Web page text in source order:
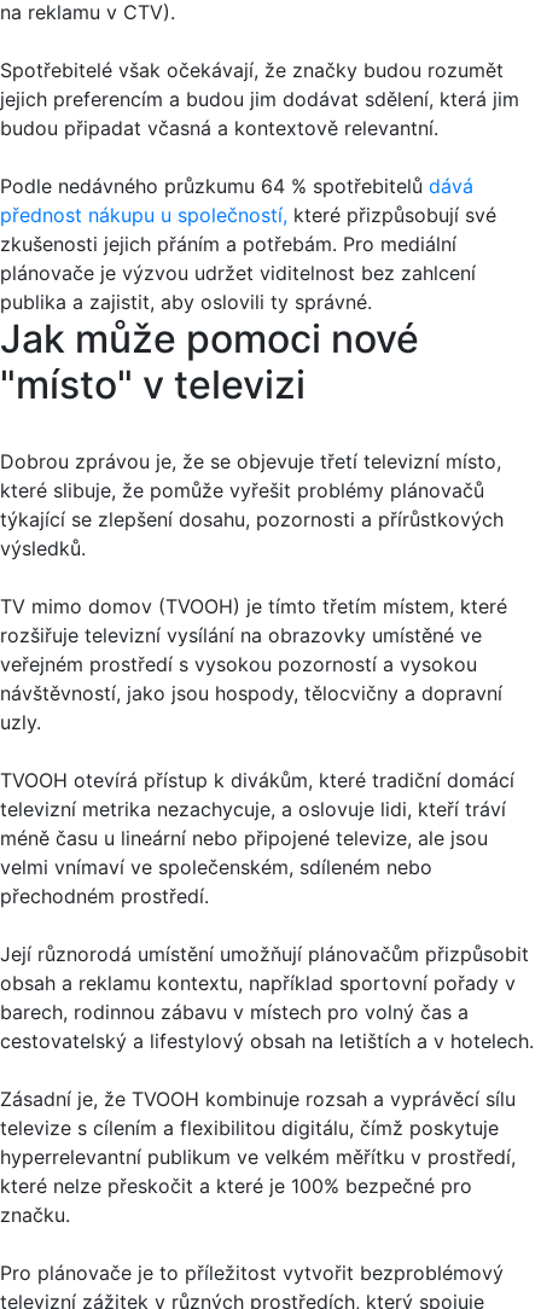
na reklamu v CTV).
Spotřebitelé však očekávají, že značky budou rozumět
jejich preferencím a budou jim dodávat sdělení, která jim
budou připadat včasná a kontextově relevantní.
Podle nedávného průzkumu 64 % spotřebitelů dává
přednost nákupu u společností, které přizpůsobují své
zkušenosti jejich přáním a potřebám. Pro mediální
plánovače je výzvou udržet viditelnost bez zahlcení
publika a zajistit, aby oslovili ty správné.
Jak může pomoci nové
"místo" v televizi
Dobrou zprávou je, že se objevuje třetí televizní místo,
které slibuje, že pomůže vyřešit problémy plánovačů
týkající se zlepšení dosahu, pozornosti a přírůstkových
výsledků.
TV mimo domov (TVOOH) je tímto třetím místem, které
rozšiřuje televizní vysílání na obrazovky umístěné ve
veřejném prostředí s vysokou pozorností a vysokou
návštěvností, jako jsou hospody, tělocvičny a dopravní
uzly.
TVOOH otevírá přístup k divákům, které tradiční domácí
televizní metrika nezachycuje, a oslovuje lidi, kteří tráví
méně času u lineární nebo připojené televize, ale jsou
velmi vnímaví ve společenském, sdíleném nebo
přechodném prostředí.
Její různorodá umístění umožňují plánovačům přizpůsobit
obsah a reklamu kontextu, například sportovní pořady v
barech, rodinnou zábavu v místech pro volný čas a
cestovatelský a lifestylový obsah na letištích a v hotelech.
Zásadní je, že TVOOH kombinuje rozsah a vyprávěcí sílu
televize s cílením a flexibilitou digitálu, čímž poskytuje
hyperrelevantní publikum ve velkém měřítku v prostředí,
které nelze přeskočit a které je 100% bezpečné pro
značku.
Pro plánovače je to příležitost vytvořit bezproblémový
televizní zážitek v různých prostředích, který spojuje